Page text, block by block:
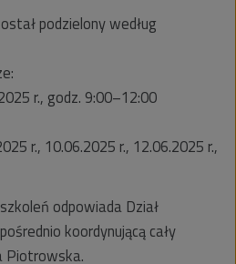
podzielony według
r., godz. 9:00–12:00
r., 10.06.2025 r., 12.06.2025 r.,
odpowiada Dział
koordynującą cały
Piotrowska.